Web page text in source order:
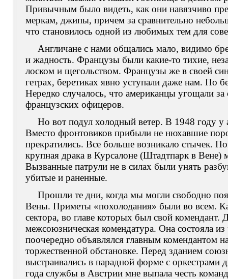
Привычным было видеть, как они навязчиво
меркам, джипы, причем за сравнительно
что становилось одной из любимых тем для
Англичане с нами общались мало, видимо
и жадность. Французы были какие-то тихие,
лоском и щегольством. Французы же в своей
гетрах, беретиках явно уступали даже нам. По
Нередко случалось, что американцы угощали
французских офицеров.
Но вот подул холодный ветер. В 1948 году у
Вместо фронтовиков прибыли не нюхавшие
прекратились. Все больше возникало стычек.
крупная драка в Курсалоне (Штадтпарк в
Вызванные патрули не в силах были унять
убитые и раненные.
Прошли те дни, когда мы могли свободно
Вены. Приметы «похолодания» были во всем.
сектора, во главе которых был свой
межсоюзническая комендатура. Она состояла
поочередно объявлялся главным комендантом
торжественной обстановке. Перед зданием
выстраивались в парадной форме с оркестрами
года службы в Австрии мне выпала честь